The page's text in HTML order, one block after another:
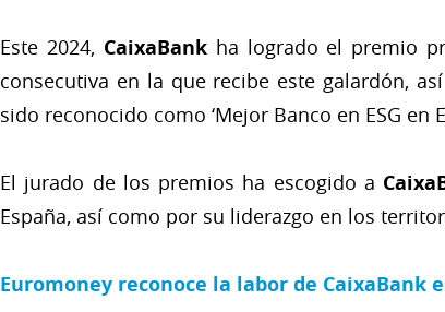
Este 2024, CaixaBankha logrado el premio
consecutiva en la que recibe este galardón,
sido reconocido como ‘Mejor Banco en ESG en
El jurado de los premios ha escogido a
España, así como por su liderazgo en los
Euromoney reconoce la labor de